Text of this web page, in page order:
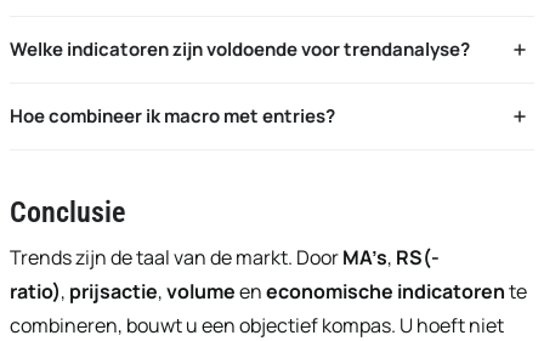
momentum en relatieve sterkte
volumepiek op een higher low (na downtrend) of lower high
Welke indicatoren zijn voldoende voor trendanalyse?
Hoe combineer ik macro met entries?
bevestigingvoor het instapmoment.
Conclusie
Trends zijn de taal van de markt. DoorMA’s, RS(-
ratio), prijsactie,volumeeneconomische indicatorente
combineren, bouwt u een objectief kompas. U hoeft niet